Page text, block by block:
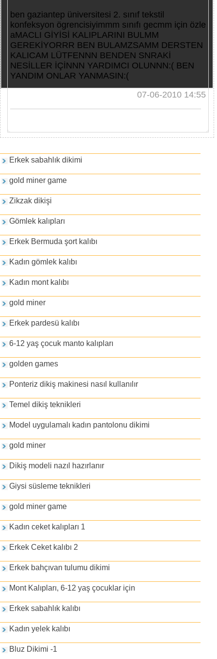
ben gaziantep üniversitesi 2. sınıf tekstil
konfeksyon ögrencisiyimmm sınıfı gecmm için özle
aMACLI GİYİSİ KALIPLARINI BULMM
GEREKİYORRR BEN BULAMZSAMM DERSTEN
KALICAM LÜTFENNN BENDEN SNRAKİ
NESİLLER İÇİNNN YARDIMCI OLUNNN:( BEN
YANDIM ONLAR YANMASIN:(
07-06-2010 14:55
Erkek sabahlık dikimi
gold miner game
Zikzak dikişi
Gömlek kalıpları
Erkek Bermuda şort kalıbı
Kadın gömlek kalıbı
Kadın mont kalıbı
gold miner
Erkek pardesü kalıbı
6-12 yaş çocuk manto kalıpları
golden games
Ponteriz dikiş makinesi nasıl kullanılır
Temel dikiş teknikleri
Model uygulamalı kadın pantolonu dikimi
gold miner
Dikiş modeli nazıl hazırlanır
Giysi süsleme teknikleri
gold miner game
Kadın ceket kalıpları 1
Erkek Ceket kalıbı 2
Erkek bahçıvan tulumu dikimi
Mont Kalıpları, 6-12 yaş çocuklar için
Erkek sabahlık kalıbı
Kadın yelek kalıbı
Bluz Dikimi -1